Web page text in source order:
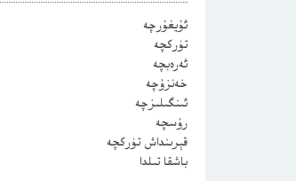
ئۇيغۇرچە
تۈركچە
ئەرەبچە
خەنزۇچە
ئىنگىلىزچە
رۇسچە
قېرىنداش تۈركچە
باشقا تىلدا